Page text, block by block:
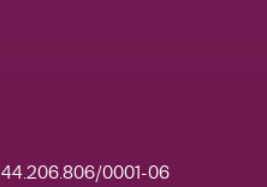
44.206.806/0001-06